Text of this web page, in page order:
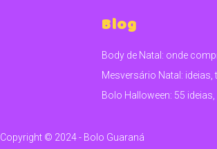
Blog
Body de Natal: onde
Mesversário Natal:
Bolo Halloween: 55
Copyright ©️ 2024 - Bolo Guaraná